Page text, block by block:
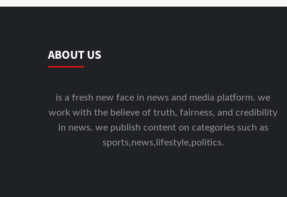
ABOUT US
is a fresh new face in news and media platform. we
work with the believe of truth, fairness, and credibility
in news. we publish content on categories such as
sports,news,lifestyle,politics.